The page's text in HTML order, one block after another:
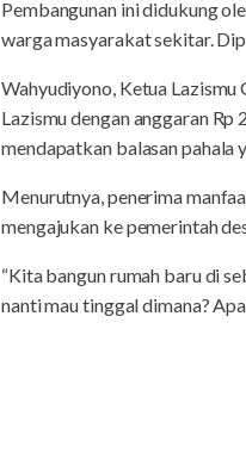
Pembangunan ini didukung
warga masyarakat sekitar.
Wahyudiyono, Ketua Lazismu
Lazismu dengan anggaran
mendapatkan balasan pahala
Menurutnya, penerima
mengajukan ke pemerintah
“Kita bangun rumah baru di
nanti mau tinggal dimana?